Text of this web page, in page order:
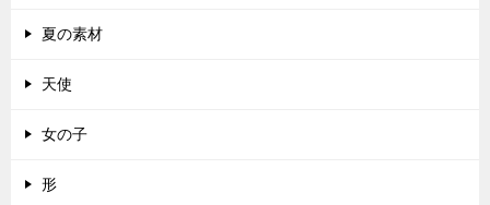
夏の素材
天使
女の子
形